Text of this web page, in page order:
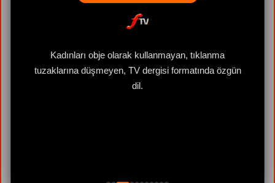
1992
T.C. Kültür Bakanlığı Sertifikalı Yapımcı